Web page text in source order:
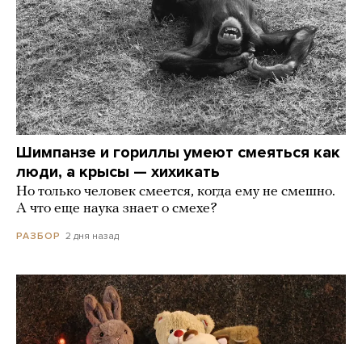
Шимпанзе и гориллы умеют смеяться как
люди, а крысы — хихикать
Но только человек смеется, когда ему не смешно.
А что еще наука знает о смехе?
РАЗБОР 2 дня назад